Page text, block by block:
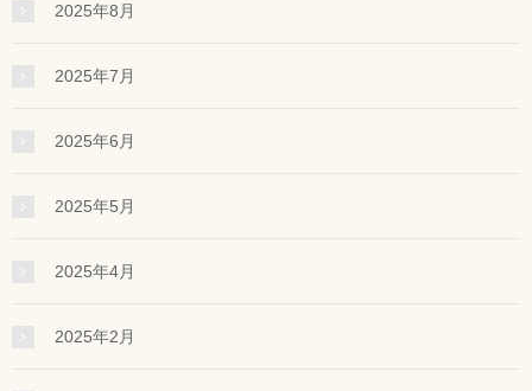
2025年8月
2025年7月
2025年6月
2025年5月
2025年4月
2025年2月